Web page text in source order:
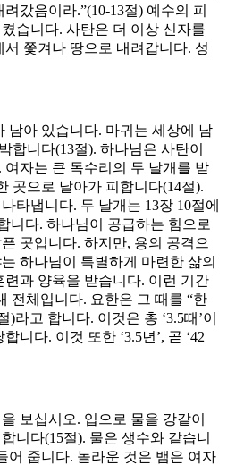
갔음이라.”(10-13절) 예수의 피
습니다. 사탄은 더 이상 신자를
쫓겨나 땅으로 내려갑니다. 성
남아 있습니다. 마귀는 세상에 남
합니다(13절). 하나님은 사탄이
자는 큰 독수리의 두 날개를 받
곳으로 날아가 피합니다(14절).
타냅니다. 두 날개는 13장 10절에
니다. 하나님이 공급하는 힘으로
곳입니다. 하지만, 용의 공격으
하나님이 특별하게 마련한 삶의
과 양육을 받습니다. 이런 기간
전체입니다. 요한은 그 때를 “한
)라고 합니다. 이것은 총 ‘3.5때’이
니다. 이것 또한 ‘3.5년’, 곧 ‘42
보십시오. 입으로 물을 강같이
니다(15절). 물은 생수와 같습니
어 줍니다. 놀라운 것은 뱀은 여자